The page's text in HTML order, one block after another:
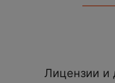
Лицензии и